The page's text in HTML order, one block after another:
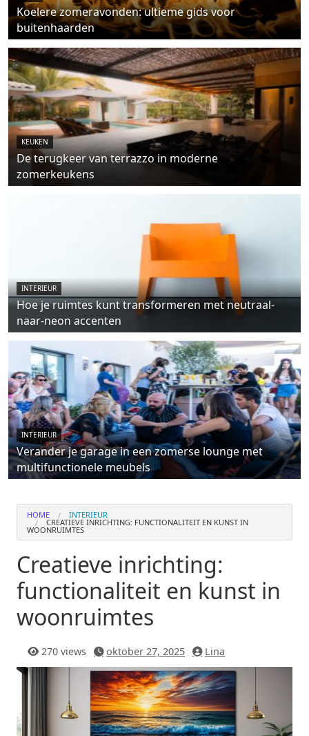
Koelere zomeravonden: ultieme gids voor
buitenhaarden
KEUKEN
De terugkeer van terrazzo in moderne
zomerkeukens
INTERIEUR
Hoe je ruimtes kunt transformeren met neutraal-
naar-neon accenten
INTERIEUR
Verander je garage in een zomerse lounge met
multifunctionele meubels
HOME INTERIEUR
CREATIEVE INRICHTING: FUNCTIONALITEIT EN KUNST IN
WOONRUIMTES
Creatieve inrichting:
functionaliteit en kunst in
woonruimtes
270 views oktober 27, 2025 Lina